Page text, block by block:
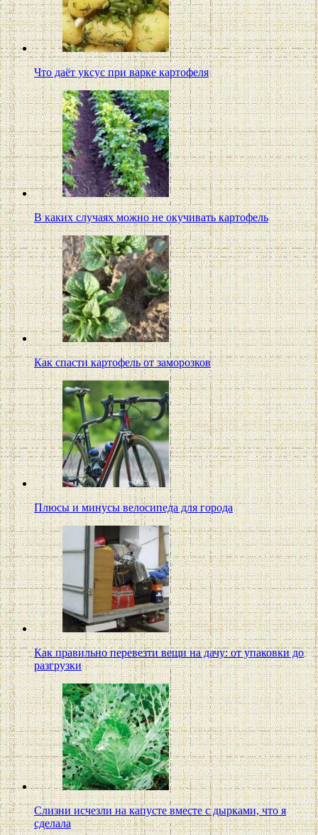
Что даёт уксус при варке картофеля
В каких случаях можно не окучивать картофель
Как спасти картофель от заморозков
Плюсы и минусы велосипеда для города
Как правильно перевезти вещи на дачу: от упаковки до
разгрузки
Слизни исчезли на капусте вместе с дырками, что я
сделала